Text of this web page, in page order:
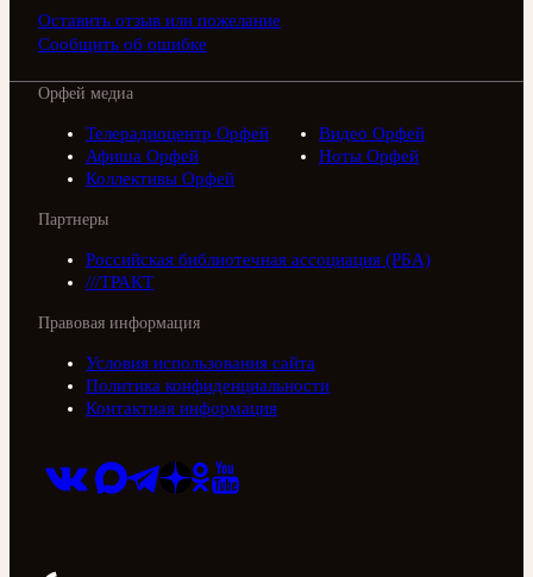
Оставить отзыв или пожелание
Сообщить об ошибке
Орфей медиа
Телерадиоцентр Орфей
Видео Орфей
Афиша Орфей
Ноты Орфей
Коллективы Орфей
Партнеры
Российская библиотечная ассоциация (РБА)
///ТРАКТ
Правовая информация
Условия использования сайта
Политика конфиденциальности
Контактная информация